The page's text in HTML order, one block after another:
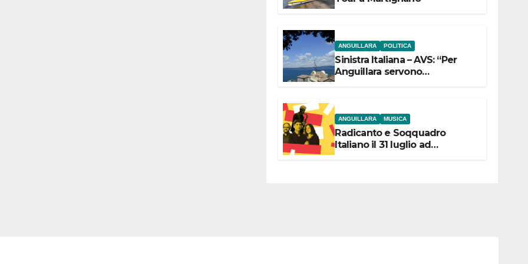
ANGUILLARA POLITICA
Sinistra Italiana – AVS: “Per
Anguillara servono
ANGUILLARA MUSICA
Radicanto e Soqquadro
Italiano il 31 luglio ad